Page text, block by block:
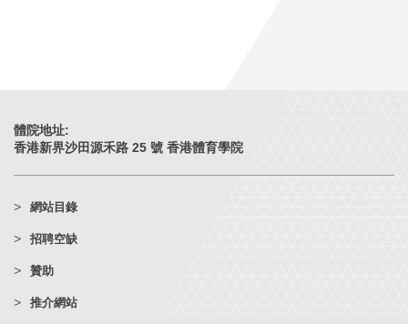
體院地址:
香港新界沙田源禾路 25 號 香港體育學院
網站目錄
招聘空缺
贊助
推介網站